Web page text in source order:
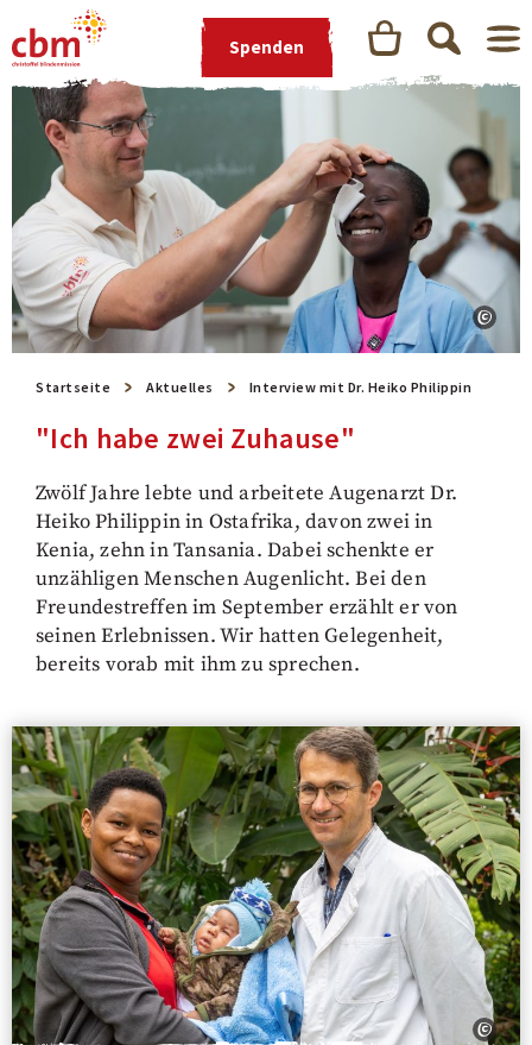
Spenden
Startseite Aktuelles Interview mit Dr. Heiko Philippin
"Ich habe zwei Zuhause"
Zwölf Jahre lebte und arbeitete Augenarzt Dr.
Heiko Philippin in Ostafrika, davon zwei in
Kenia, zehn in Tansania. Dabei schenkte er
unzähligen Menschen Augenlicht. Bei den
Freundestreffen im September erzählt er von
seinen Erlebnissen. Wir hatten Gelegenheit,
bereits vorab mit ihm zu sprechen.